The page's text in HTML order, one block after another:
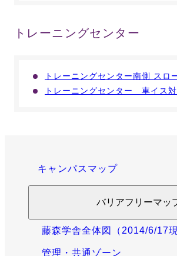
トレーニングセンター
トレーニングセンター南側 スロ
トレーニングセンター 車イス
キャンパスマップ
バリアフリーマッ
藤森学舎全体図（2014/6/17現
管理・共通ゾーン